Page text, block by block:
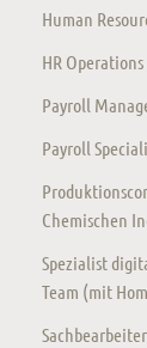
Human
HR
Payroll
Payroll
Chemischen
Spezialist
Team (mit